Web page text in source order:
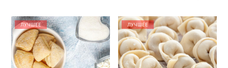
ЛУЧШЕЕ ЛУЧШЕЕ